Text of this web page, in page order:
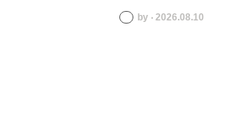
by ‧ 2026.08.10